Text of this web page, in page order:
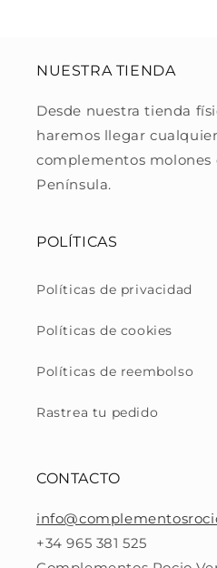
NUESTRA TIENDA
Desde nuestra tienda
haremos llegar
complementos
Península.
POLÍTICAS
Políticas de privacidad
Políticas de cookies
Políticas de reembolso
Rastrea tu pedido
CONTACTO
+34 965 381 525